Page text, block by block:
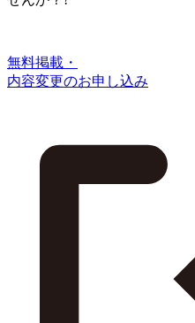
無料掲載・
内容変更のお申し込み